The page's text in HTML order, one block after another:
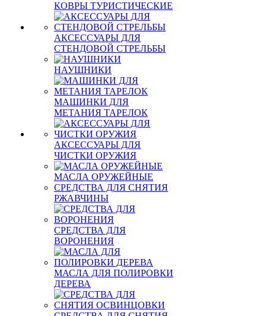
КОВРЫ ТУРИСТИЧЕСКИЕ
АКСЕССУАРЫ ДЛЯ
СТЕНДОВОЙ СТРЕЛЬБЫ
НАУШНИКИ
МАШИНКИ ДЛЯ
МЕТАНИЯ ТАРЕЛОК
АКСЕССУАРЫ ДЛЯ
ЧИСТКИ ОРУЖИЯ
МАСЛА ОРУЖЕЙНЫЕ
СРЕДСТВА ДЛЯ СНЯТИЯ
РЖАВЧИНЫ
СРЕДСТВА ДЛЯ
ВОРОНЕНИЯ
МАСЛА ДЛЯ ПОЛИРОВКИ
ДЕРЕВА